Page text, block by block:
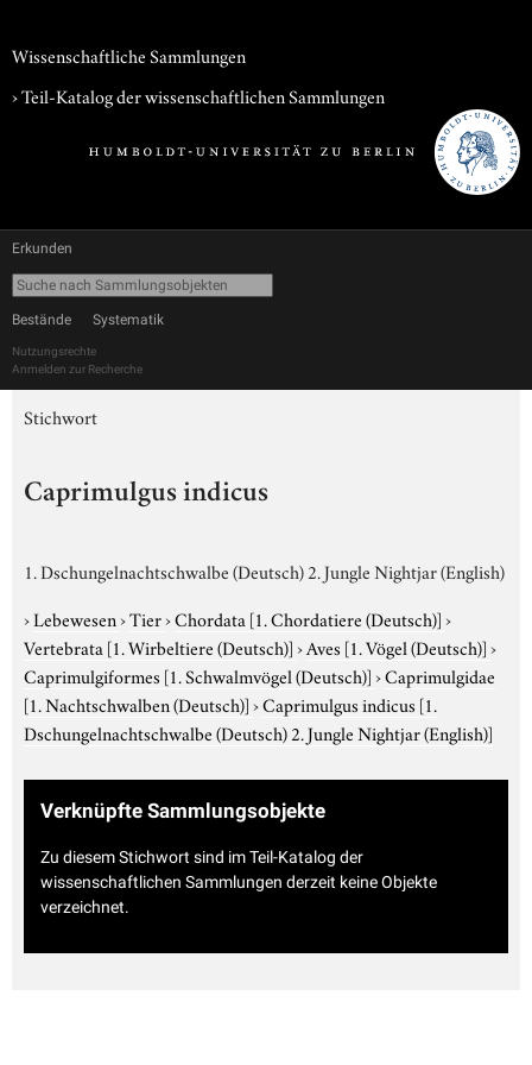
Wissenschaftliche Sammlungen
› Teil-Katalog der wissenschaftlichen Sammlungen
Erkunden
Bestände Systematik
Nutzungsrechte
Anmelden zur Recherche
Stichwort
Caprimulgus indicus
1. Dschungelnachtschwalbe (Deutsch) 2. Jungle Nightjar (English)
›Lebewesen›Tier›Chordata [1. Chordatiere (Deutsch)]›
Vertebrata [1. Wirbeltiere (Deutsch)]›Aves [1. Vögel (Deutsch)]›
Caprimulgiformes [1. Schwalmvögel (Deutsch)]›Caprimulgidae
[1. Nachtschwalben (Deutsch)]›Caprimulgus indicus [1.
Dschungelnachtschwalbe (Deutsch) 2. Jungle Nightjar (English)]
Verknüpfte Sammlungsobjekte
Zu diesem Stichwort sind im Teil-Katalog der
wissenschaftlichen Sammlungen derzeit keine Objekte
verzeichnet.